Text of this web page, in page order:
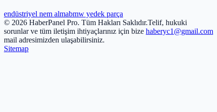
endüstriyel nem almabmw yedek parça
© 2026 HaberPanel Pro. Tüm Hakları Saklıdır.Telif, hukuki
sorunlar ve tüm iletişim ihtiyaçlarınız için bize haberyc1@gmail.com
mail adresimizden ulaşabilirsiniz.
Sitemap